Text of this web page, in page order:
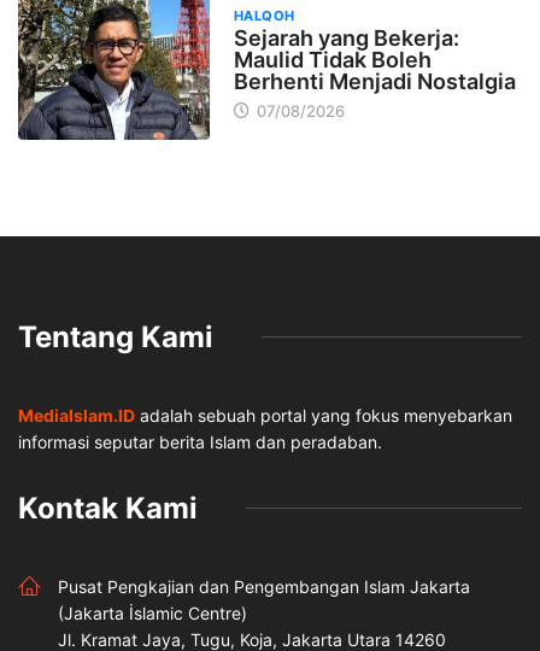
HALQOH
Sejarah yang Bekerja:
Maulid Tidak Boleh
Berhenti Menjadi Nostalgia
07/08/2026
Tentang Kami
MediaIslam.ID adalah sebuah portal yang fokus menyebarkan
informasi seputar berita Islam dan peradaban.
Kontak Kami
Pusat Pengkajian dan Pengembangan Islam Jakarta
(Jakarta İslamic Centre)
Jl. Kramat Jaya, Tugu, Koja, Jakarta Utara 14260